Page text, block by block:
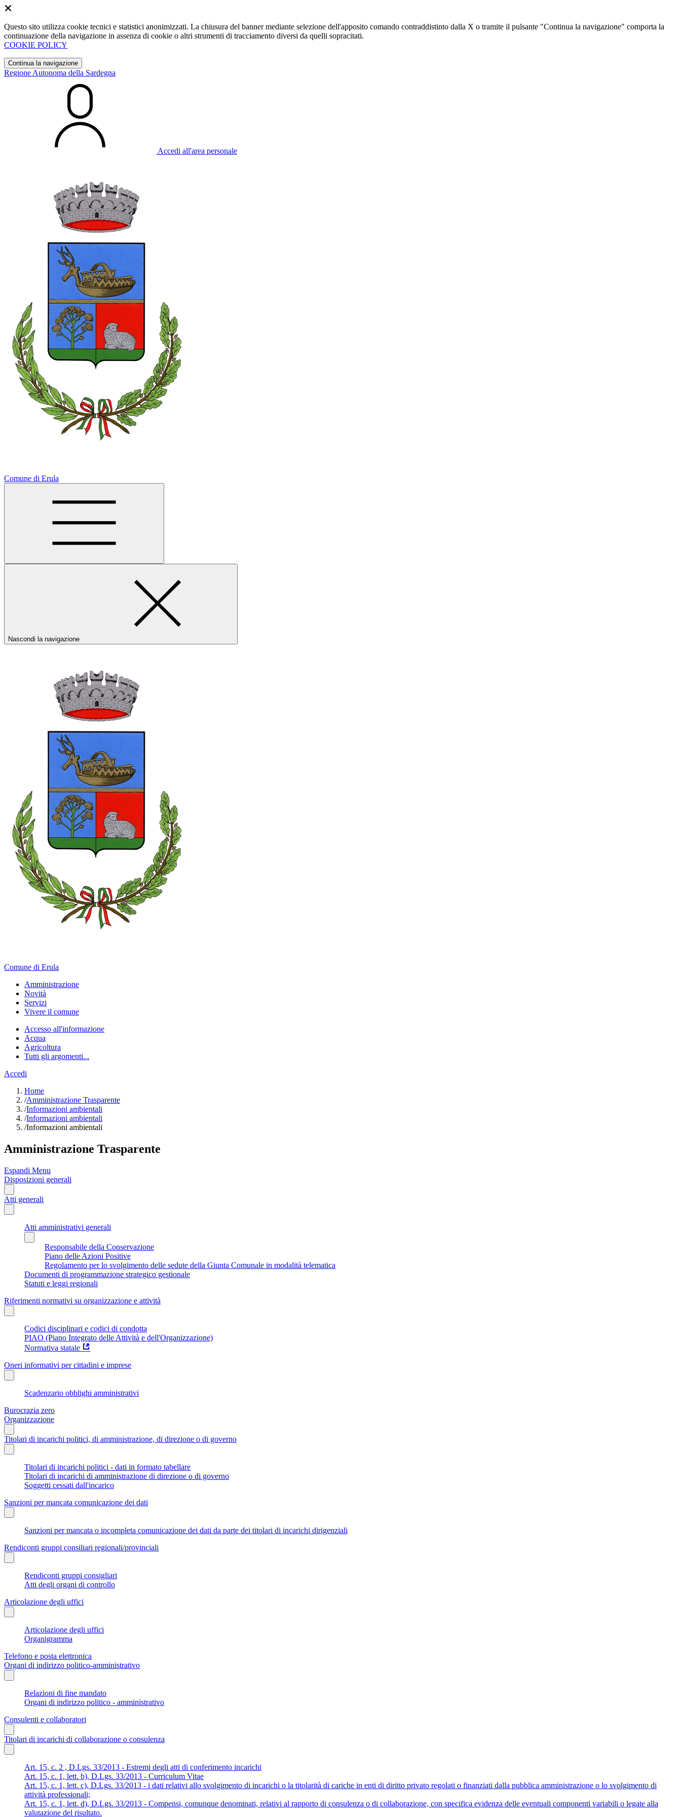
Questo sito utilizza cookie tecnici e statistici anonimizzati. La chiusura del banner mediante selezione dell'apposito comando contraddistinto dalla X o tramite il pulsante "Continua la navigazione" comporta la
continuazione della navigazione in assenza di cookie o altri strumenti di tracciamento diversi da quelli sopracitati.
COOKIE POLICY
Continua la navigazione
Regione Autonoma della Sardegna
Accedi all'area personale
Comune di Erula
Nascondi la navigazione
Comune di Erula
Amministrazione
Novità
Servizi
Vivere il comune
Accesso all'informazione
Acqua
Agricoltura
Tutti gli argomenti...
Accedi
Home
/Amministrazione Trasparente
/Informazioni ambientali
/Informazioni ambientali
/Informazioni ambientali
Amministrazione Trasparente
Espandi Menu
Disposizioni generali
Atti generali
Atti amministrativi generali
Responsabile della Conservazione
Piano delle Azioni Positive
Regolamento per lo svolgimento delle sedute della Giunta Comunale in modalità telematica
Documenti di programmazione strategico gestionale
Statuti e leggi regionali
Riferimenti normativi su organizzazione e attività
Codici disciplinari e codici di condotta
PIAO (Piano Integrato delle Attività e dell'Organizzazione)
Normativa statale
Oneri informativi per cittadini e imprese
Scadenzario obblighi amministrativi
Burocrazia zero
Organizzazione
Titolari di incarichi politici, di amministrazione, di direzione o di governo
Titolari di incarichi politici - dati in formato tabellare
Titolari di incarichi di amministrazione di direzione o di governo
Soggetti cessati dall'incarico
Sanzioni per mancata comunicazione dei dati
Sanzioni per mancata o incompleta comunicazione dei dati da parte dei titolari di incarichi dirigenziali
Rendiconti gruppi consiliari regionali/provinciali
Rendiconti gruppi consigliari
Atti degli organi di controllo
Articolazione degli uffici
Articolazione degli uffici
Organigramma
Telefono e posta elettronica
Organi di indirizzo politico-amministrativo
Relazioni di fine mandato
Organi di indirizzo politico - amministrativo
Consulenti e collaboratori
Titolari di incarichi di collaborazione o consulenza
Art. 15, c. 2 , D.Lgs. 33/2013 - Estremi degli atti di conferimento incarichi
Art. 15, c. 1, lett. b), D.Lgs. 33/2013 - Curriculum Vitae
Art. 15, c. 1, lett. c), D.Lgs. 33/2013 - i dati relativi allo svolgimento di incarichi o la titolarità di cariche in enti di diritto privato regolati o finanziati dalla pubblica amministrazione o lo svolgimento di
attività professionali;
Art. 15, c. 1, lett. d), D.Lgs. 33/2013 - Compensi, comunque denominati, relativi al rapporto di consulenza o di collaborazione, con specifica evidenza delle eventuali componenti variabili o legate alla
valutazione del risultato.